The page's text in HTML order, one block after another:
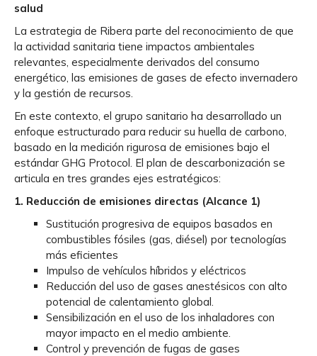
salud
La estrategia de Ribera parte del reconocimiento de que
la actividad sanitaria tiene impactos ambientales
relevantes, especialmente derivados del consumo
energético, las emisiones de gases de efecto invernadero
y la gestión de recursos.
En este contexto, el grupo sanitario ha desarrollado un
enfoque estructurado para reducir su huella de carbono,
basado en la medición rigurosa de emisiones bajo el
estándar GHG Protocol. El plan de descarbonización se
articula en tres grandes ejes estratégicos:
1. Reducción de emisiones directas (Alcance 1)
Sustitución progresiva de equipos basados en
combustibles fósiles (gas, diésel) por tecnologías
más eficientes
Impulso de vehículos híbridos y eléctricos
Reducción del uso de gases anestésicos con alto
potencial de calentamiento global.
Sensibilización en el uso de los inhaladores con
mayor impacto en el medio ambiente.
Control y prevención de fugas de gases